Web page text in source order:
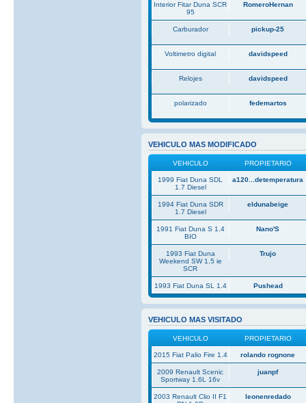
Interior Fitar Duna SCR
95
RomeroHernan
Carburador pickup-25
Voltimetro digital davidspeed
Relojes davidspeed
polarizado fedemartos
VEHICULO MAS MODIFICADO
VEHICULO PROPIETARIO
1999 Fiat Duna SDL
1.7 Diesel
a120...detemperatura
1994 Fiat Duna SDR
1.7 Diesel
eldunabeige
1991 Fiat Duna S 1.4
BIO
Nano'S
1993 Fiat Duna
Weekend SW 1.5 ie
SCR
Trujo
1993 Fiat Duna SL 1.4 Pushead
VEHICULO MAS VISITADO
VEHICULO PROPIETARIO
2015 Fiat Palio Fire 1.4 rolando rognone
2009 Renault Scenic
Sportway 1.6L 16v
juanpf
2003 Renault Clio II F1
leonenredado